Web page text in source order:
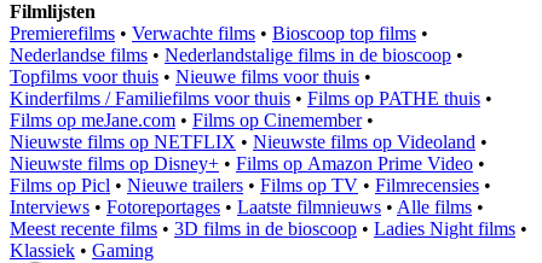
Filmlijsten
Premierefilms • Verwachte films • Bioscoop top films •
Nederlandse films • Nederlandstalige films in de bioscoop •
Topfilms voor thuis • Nieuwe films voor thuis •
Kinderfilms / Familiefilms voor thuis • Films op PATHE thuis •
Films op meJane.com • Films op Cinemember•
Nieuwste films op NETFLIX • Nieuwste films op Videoland •
Nieuwste films op Disney+ • Films op Amazon Prime Video •
Films op Picl • Nieuwe trailers • Films op TV • Filmrecensies •
Interviews • Fotoreportages • Laatste filmnieuws • Alle films •
Meest recente films • 3D films in de bioscoop • Ladies Night films •
Klassiek • Gaming